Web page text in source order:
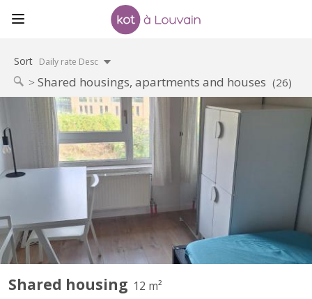
Sort Daily rate Desc
Shared housings, apartments and houses (26)
Shared housing 12 m²
KV 1465
familiale à Lauzelle (Louvain-la-Neuve) Nous proposons une
chambre meublée à louer dans une maison familiale située dans
le quartier résidentiel de Lauzelle, à Louvain-la-Neuve. La maison
est partagée avec la propriétaire, un étudiant en Erasmus à
UCLouvain et un élève en retho au LMV. 🔹...